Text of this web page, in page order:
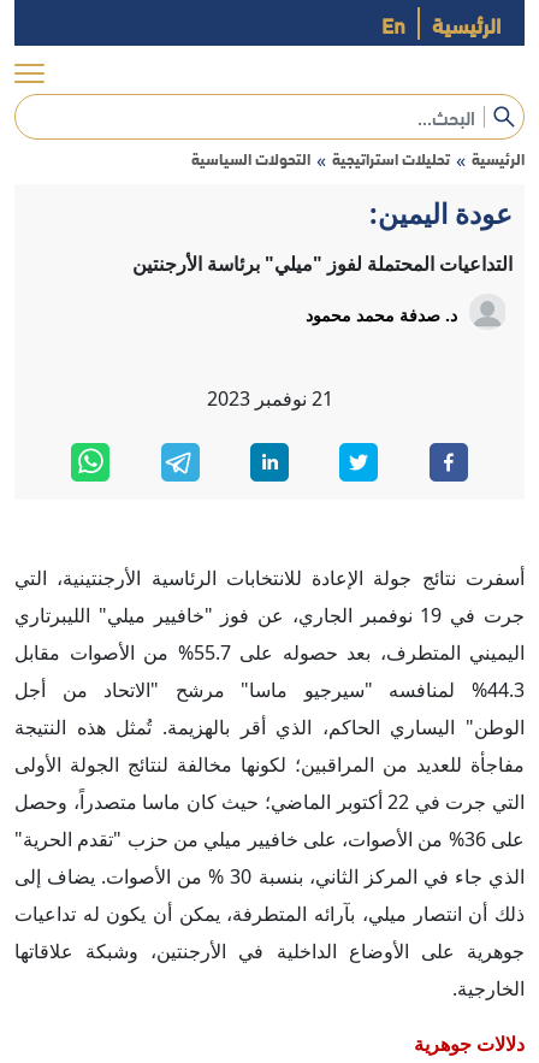
الرئيسية En
الرئيسية » تحليلات استراتيجية » التحولات السياسية
عودة اليمين:
التداعيات المحتملة لفوز "ميلي" برئاسة الأرجنتين
د. صدفة محمد محمود
21 نوفمبر 2023
أسفرت نتائج جولة الإعادة للانتخابات الرئاسية الأرجنتينية، التي
جرت في 19 نوفمبر الجاري، عن فوز "خافيير ميلي" الليبرتاري
اليميني المتطرف، بعد حصوله على 55.7% من الأصوات مقابل
44.3% لمنافسه "سيرجيو ماسا" مرشح "الاتحاد من أجل
الوطن" اليساري الحاكم، الذي أقر بالهزيمة. تُمثل هذه النتيجة
مفاجأة للعديد من المراقبين؛ لكونها مخالفة لنتائج الجولة الأولى
التي جرت في 22 أكتوبر الماضي؛ حيث كان ماسا متصدراً، وحصل
على 36% من الأصوات، على خافيير ميلي من حزب "تقدم الحرية"
الذي جاء في المركز الثاني، بنسبة 30 % من الأصوات. يضاف إلى
ذلك أن انتصار ميلي، بآرائه المتطرفة، يمكن أن يكون له تداعيات
جوهرية على الأوضاع الداخلية في الأرجنتين، وشبكة علاقاتها
الخارجية.
دلالات جوهرية